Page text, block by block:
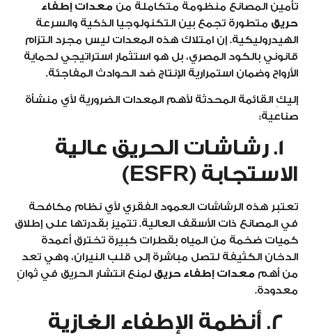
تأمين المصانع منظومة متكاملة من معدات إطفاء
حريق متطورة تجمع بين التكنولوجيا الذكية والسرعة
الهيدروليكية. إن امتلاك هذه المعدات ليس مجرد التزام
قانوني بالكود المصري، بل هو استثمار استراتيجي لحماية
الأرواح وضمان استمرارية الإنتاج ضد الحوادث المفاجئة.
إليكِ القائمة المحدثة لأهم المعدات الضرورية لأي منشأة
صناعية:
1. رشاشات الحريق عالية
الاستجابة (ESFR)
تعتبر هذه الرشاشات العمود الفقري لأي نظام مكافحة
في المصانع ذات الأسقف العالية. تتميز بقدرتها على إطلاق
كميات ضخمة من المياه بقطرات كبيرة تخترق أعمدة
الدخان الكثيفة لتصل مباشرة إلى قلب النيران، وهي تعد
من أهم معدات إطفاء حريق لمنع انتشار الحريق في ثوانٍ
معدودة.
2. أنظمة الإطفاء الغازية